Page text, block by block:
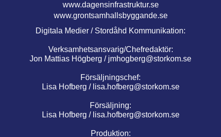
www.dagensinfrastruktur.se
www.grontsamhallsbyggande.se
Digitala Medier / Stordåhd Kommunikation:
Verksamhetsansvarig/Chefredaktör:
Jon Mattias Högberg / jmhogberg@storkom.se
Försäljningschef:
Lisa Hofberg / lisa.hofberg@storkom.se
Försäljning:
Lisa Hofberg / lisa.hofberg@storkom.se
Produktion: